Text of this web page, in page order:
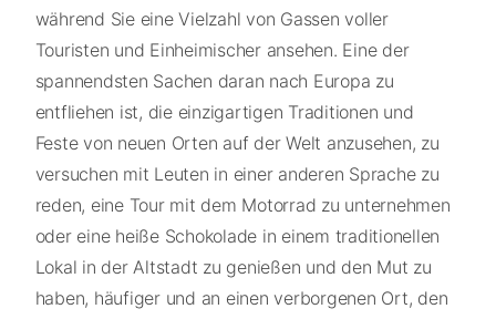
während Sie eine Vielzahl von Gassen voller
Touristen und Einheimischer ansehen. Eine der
spannendsten Sachen daran nach Europa zu
entfliehen ist, die einzigartigen Traditionen und
Feste von neuen Orten auf der Welt anzusehen, zu
versuchen mit Leuten in einer anderen Sprache zu
reden, eine Tour mit dem Motorrad zu unternehmen
oder eine heiße Schokolade in einem traditionellen
Lokal in der Altstadt zu genießen und den Mut zu
haben, häufiger und an einen verborgenen Ort, den